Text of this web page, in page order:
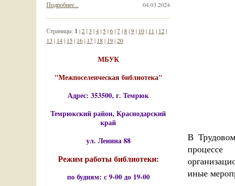
В
процессе
иные
04.03.2024
Подробнее...
Страницы: 1 |2|3 |4| 5|6|7|8|9| 10| 11 | 12|
13 | 14| 15| 16| 17| 18| 19|20
МБУК
"Межпоселенческая библиотека"
Адрес: 353500, г. Темрюк
Темрюкский район, Краснодарский
край
ул. Ленина 88
Режим работы библиотеки:
по будням: с 9-00 до 19-00